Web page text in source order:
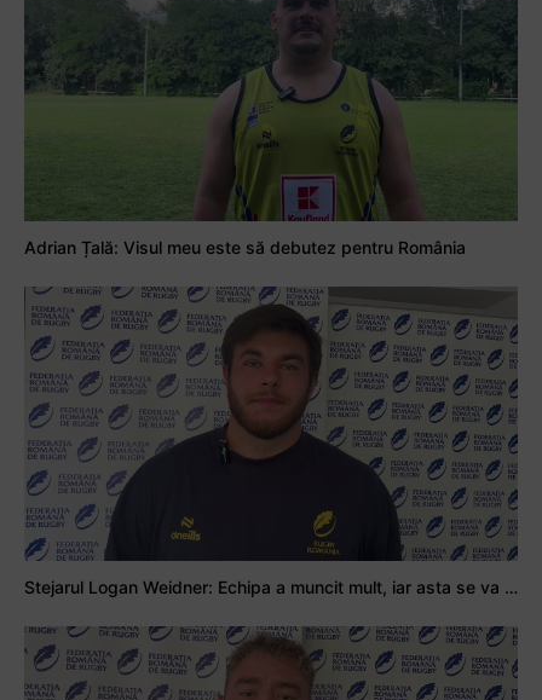
Adrian Țală: Visul meu este să debutez pentru România
Stejarul Logan Weidner: Echipa a muncit mult, iar asta se va vedea în meciurile de la Nations Cup